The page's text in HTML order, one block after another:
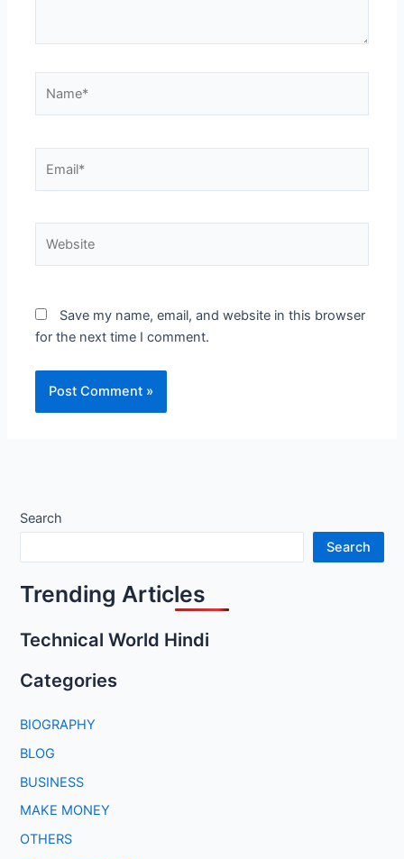
Save my name, email, and website in this browser
for the next time I comment.
Search
Search
Trending Articles
Technical World Hindi
Categories
BIOGRAPHY
BLOG
BUSINESS
MAKE MONEY
OTHERS